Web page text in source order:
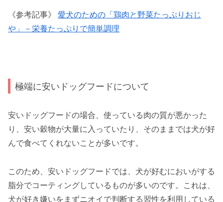
《参考記事》 愛犬のための「鶏肉と野菜たっぷりおじ
や」－栄養たっぷりで簡単調理
極端に安いドッグフードについて
安いドッグフードの場合、使っている肉の質が悪かった
り、安い穀物が大量に入っていたり、そのままでは犬が好
んで食べてくれないことが多いです。
このため、安いドッグフードでは、犬が好むにおいがする
脂分でコーティングしているものが多いのです。これは、
犬が好き嫌いをまずニオイで判断する習性を利用している